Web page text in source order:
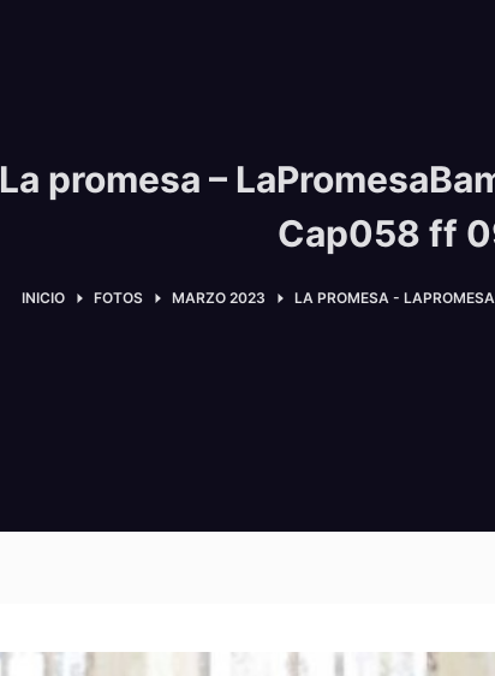
La promesa –
Cap058 ff
INICIO FOTOS MARZO 2023 LA PROMESA -